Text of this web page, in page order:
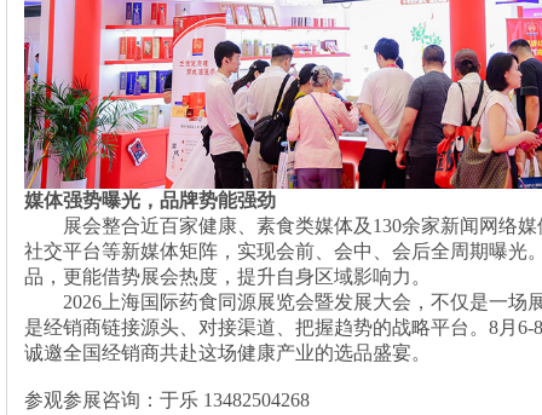
媒体强势曝光，品牌势能强劲
展会整合近百家健康、素食类媒体及 130余家新闻网络
社交平台等新媒体矩阵，实现会前、会中、会后全周期曝光
品，更能借势展会热度，提升自身区域影响力。
2026上海国际药食同源展览会暨发展大会，不仅是一场
是经销商链接源头、对接渠道、把握趋势的战略平台。8月
诚邀全国经销商共赴这场健康产业的选品盛宴。
参观参展咨询：于乐 13482504268